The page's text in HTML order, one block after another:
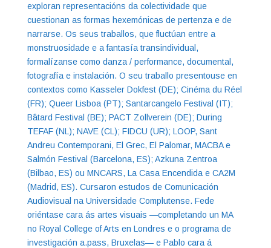
exploran representacións da colectividade que
cuestionan as formas hexemónicas de pertenza e de
narrarse. Os seus traballos, que fluctúan entre a
monstruosidade e a fantasía transindividual,
formalízanse como danza / performance, documental,
fotografía e instalación. O seu traballo presentouse en
contextos como Kasseler Dokfest (DE); Cinéma du Réel
(FR); Queer Lisboa (PT); Santarcangelo Festival (IT);
Bâtard Festival (BE); PACT Zollverein (DE); During
TEFAF (NL); NAVE (CL); FIDCU (UR); LOOP, Sant
Andreu Contemporani, El Grec, El Palomar, MACBA e
Salmón Festival (Barcelona, ES); Azkuna Zentroa
(Bilbao, ES) ou MNCARS, La Casa Encendida e CA2M
(Madrid, ES). Cursaron estudos de Comunicación
Audiovisual na Universidade Complutense. Fede
oriéntase cara ás artes visuais —completando un MA
no Royal College of Arts en Londres e o programa de
investigación a.pass, Bruxelas— e Pablo cara á